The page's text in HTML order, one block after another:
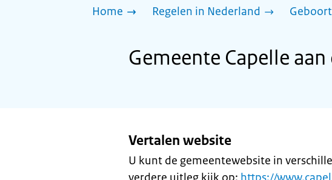
Home Regelen in Nederland
Gemeente Capelle
Vertalen website
U kunt de gemeentewebsite in